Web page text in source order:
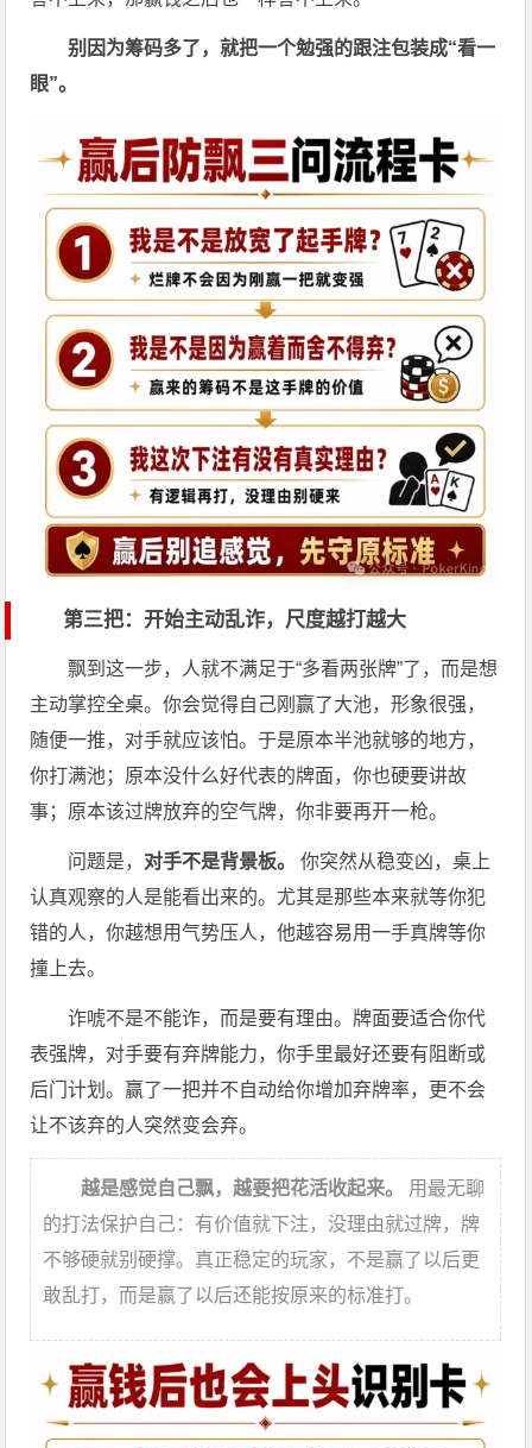
别因为筹码多了，就把一个勉强的跟注包装成“看一
眼”。
第三把：开始主动乱诈，尺度越打越大
飘到这一步，人就不满足于“多看两张牌”了，而是想
主动掌控全桌。你会觉得自己刚赢了大池，形象很强，
随便一推，对手就应该怕。于是原本半池就够的地方，
你打满池；原本没什么好代表的牌面，你也硬要讲故
事；原本该过牌放弃的空气牌，你非要再开一枪。
问题是， 对手不是背景板。
你突然从稳变凶，桌上
认真观察的人是能看出来的。尤其是那些本来就等你犯
错的人，你越想用气势压人，他越容易用一手真牌等你
撞上去。
诈唬不是不能诈，而是要有理由。牌面要适合你代
表强牌，对手要有弃牌能力，你手里最好还要有阻断或
后门计划。赢了一把并不自动给你增加弃牌率，更不会
让不该弃的人突然变会弃。
越是感觉自己飘，越要把花活收起来。
用最无聊
的打法保护自己：有价值就下注，没理由就过牌，牌
不够硬就别硬撑。真正稳定的玩家，不是赢了以后更
敢乱打，而是赢了以后还能按原来的标准打。